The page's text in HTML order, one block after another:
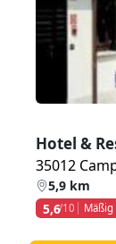
Hotel &
35012
5,9 km
5,6/10 Mäßig